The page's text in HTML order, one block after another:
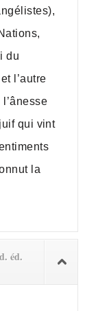
du
l’autre
qui vint
la
éd.